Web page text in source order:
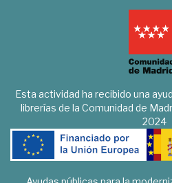
Esta actividad ha recibido una
librerías de la Comunidad de
2024